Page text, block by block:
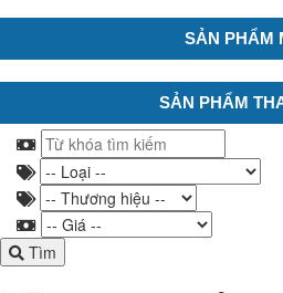
SẢN PHẨM
SẢN PHẨM
Tìm